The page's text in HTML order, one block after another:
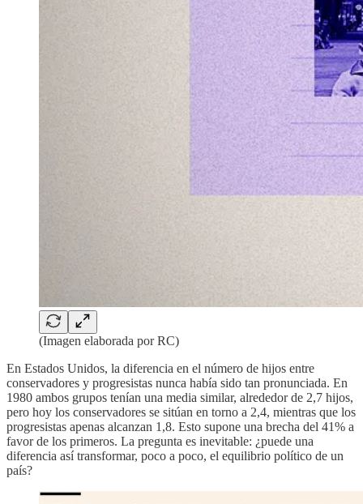
(Imagen elaborada por RC)
En Estados Unidos, la diferencia en el número de hijos entre
conservadores y progresistas nunca había sido tan pronunciada. En
1980 ambos grupos tenían una media similar, alrededor de 2,7 hijos,
pero hoy los conservadores se sitúan en torno a 2,4, mientras que los
progresistas apenas alcanzan 1,8. Esto supone una brecha del 41% a
favor de los primeros. La pregunta es inevitable: ¿puede una
diferencia así transformar, poco a poco, el equilibrio político de un
país?